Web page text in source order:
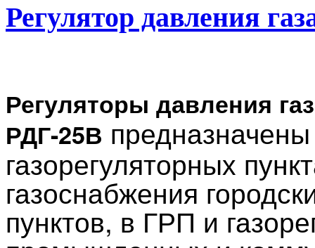
Регулятор давления
Регуляторы давления
РДГ-25В
газорегуляторных
газоснабжения
пунктов, в ГРП и